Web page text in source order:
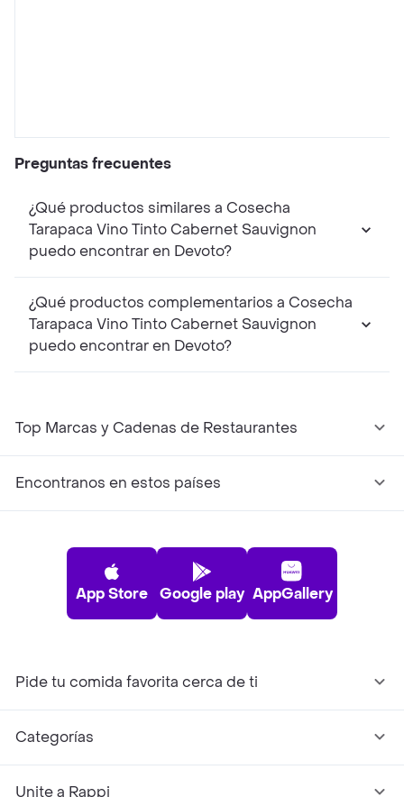
Preguntas frecuentes
¿Qué productos similares a Cosecha
Tarapaca Vino Tinto Cabernet Sauvignon
puedo encontrar en Devoto?
¿Qué productos complementarios a Cosecha
Tarapaca Vino Tinto Cabernet Sauvignon
puedo encontrar en Devoto?
Top Marcas y Cadenas de Restaurantes
Encontranos en estos países
App Store Google play AppGallery
Pide tu comida favorita cerca de ti
Categorías
Unite a Rappi